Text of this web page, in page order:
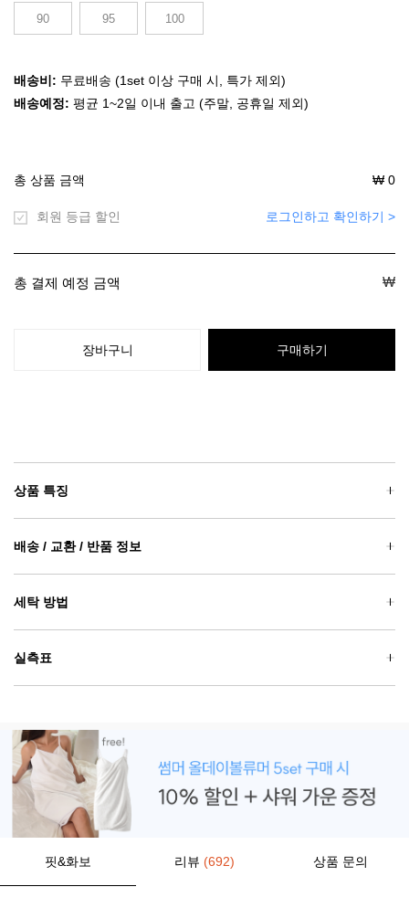
90 95 100
배송비: 무료배송 (1set 이상 구매 시, 특가 제외)
배송예정: 평균 1~2일 이내 출고 (주말, 공휴일 제외)
총 상품 금액 ₩ 0
회원 등급 할인 로그인하고 확인하기 >
총 결제 예정 금액 ₩
장바구니 구매하기
상품 특징
배송 / 교환 / 반품 정보
세탁 방법
실측표
핏&화보 리뷰 (692) 상품 문의